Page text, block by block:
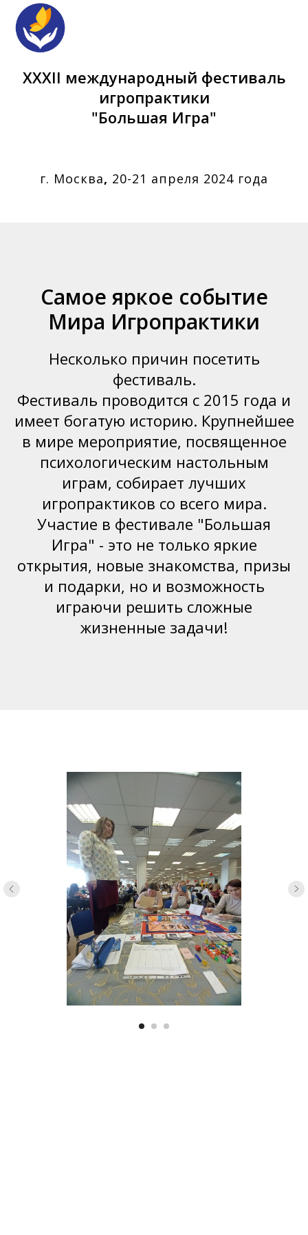
XXХII международный фестиваль
игропрактики
"Большая Игра"
г. Москва, 20-21 апреля 2024 года
Самое яркое событие
Мира Игропрактики
Несколько причин посетить
фестиваль.
Фестиваль проводится с 2015 года и
имеет богатую историю. Крупнейшее
в мире мероприятие, посвященное
психологическим настольным
играм, собирает лучших
игропрактиков со всего мира.
Участие в фестивале "Большая
Игра" - это не только яркие
открытия, новые знакомства, призы
и подарки, но и возможность
играючи решить сложные
жизненные задачи!